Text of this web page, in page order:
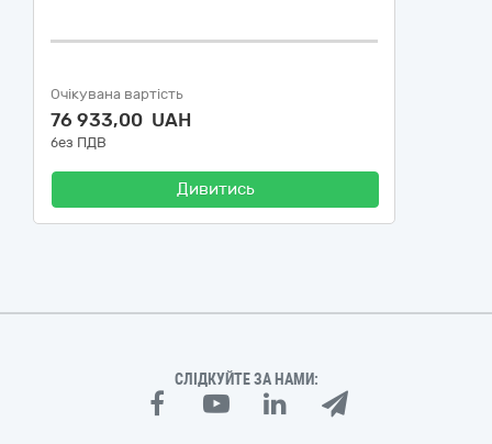
Очікувана вартість
76 933,00 UAH
без ПДВ
Дивитись
СЛІДКУЙТЕ ЗА НАМИ: